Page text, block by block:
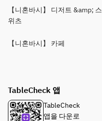
【니혼바시】 디저트 &amp; 스
위츠
【니혼바시】 카페
TableCheck 앱
TableCheck
앱을 다운로